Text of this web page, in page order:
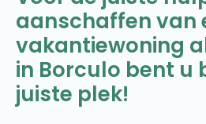
aanschaffen van
vakantiewoning
in Borculo bent u
juiste plek!